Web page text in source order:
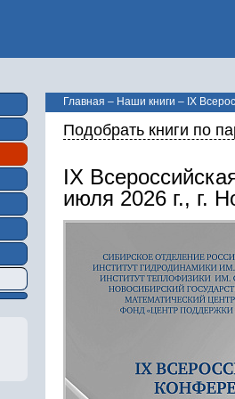
Главная – Наши книги – IX
Подобрать книги по
IX
июля 2026 г., г.